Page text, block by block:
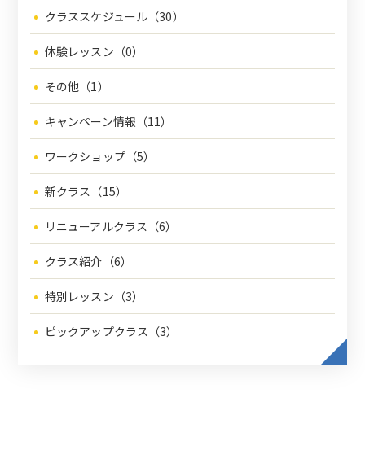
クラススケジュール（30）
体験レッスン（0）
その他（1）
キャンペーン情報（11）
ワークショップ（5）
新クラス（15）
リニューアルクラス（6）
クラス紹介（6）
特別レッスン（3）
ピックアップクラス（3）